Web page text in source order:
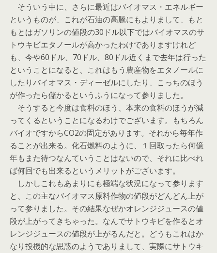
そういう中に、さらに最近はバイオマス・エネルギー
というものが、これが石油の高騰にもよりまして、もと
もとはガソリンの値段の30ドル以下ではバイオマスのサ
トウキビエタノールが高かったわけでありますけれど
も、今や60ドル、70ドル、80ドル近くまで去年は行った
ということになると、これはもう農産物をエタノールに
したりバイオマス・ディーゼルにしたり、こっちのほう
が作ったら儲かるというふうになって参りました。
そうすると今度は食料のほう、本来の食料のほうが減
ってくるということになるわけでございます。もちろん
バイオですからCO2の固定があります。それから毎年作
ることが出来る。化石燃料のように、１回取ったら何億
年もまた待つなんていうことはないので、それに比べれ
ば何回でも出来るというメリットがございます。
しかしこれもあまりにも極端な状況になって参ります
と、この主なバイオマス原料作物の値段がどんどん上が
って参りました。その結果なぜかオレンジジュースの値
段が上がってきちゃった。なんでサトウキビを作るとオ
レンジジュースの値段が上がるんだと。どうもこれはか
なり投機的な思惑のようでありまして、実際にサトウキ